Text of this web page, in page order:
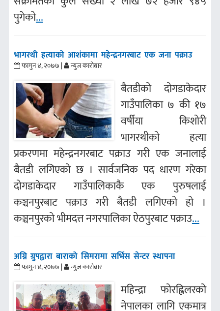
पुगेको...
भागरथी हत्याको आशंकामा महेन्द्रनगरबाट एक जना पक्राउ
फागुन ४, २०७७ | न्युज कारोबार
बैतडीको दोगडाकेदार
गाउँपालिका ७ की १७
वर्षीया किशोरी
भागरथीको हत्या
प्रकरणमा महेन्द्रनगरबाट पक्राउ गरी एक जनालाई
बैतडी लगिएको छ । सार्वजनिक पद धारण गरेका
दोगडाकेदार गाउँपालिकाकै एक पुरुषलाई
कञ्चनपुरबाट पक्राउ गरी बैतडी लगिएको हो ।
कञ्चनपुरको भीमदत्त नगरपालिका ऐठपुरबाट पक्राउ...
अग्नि ग्रुपद्वारा बाराको सिमरामा सर्भिस सेन्टर स्थापना
फागुन ४, २०७७ | न्युज कारोबार
महिन्द्रा फोरह्विलरको
नेपालका लागि एकमात्र